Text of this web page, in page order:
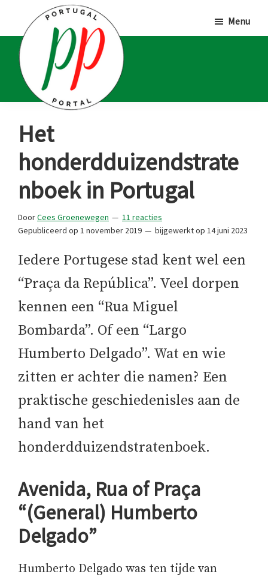
hoofd
inhoud
eerste
sidebar
voettekst
Portal
Portugalliefhebbers
en
fanaten
Menu
Het
honderdduizendstrate
nboek in Portugal
DoorCees Groenewegen
11 reacties
Gepubliceerd op 1 november 2019 bijgewerkt op 14 juni 2023
Iedere Portugese stad kent wel een
“Praça da República”. Veel dorpen
kennen een “Rua Miguel
Bombarda”. Of een “Largo
Humberto Delgado”. Wat en wie
zitten er achter die namen? Een
praktische geschiedenisles aan de
hand van het
honderdduizendstratenboek.
Avenida, Rua of Praça
“(General) Humberto
Delgado”
Humberto Delgado was ten tijde van